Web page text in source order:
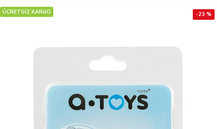
ÜCRETSİZ KARGO -23 %